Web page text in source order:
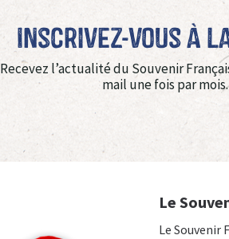
Inscrivez-vous à
Recevez l’actualité du Souvenir
mail une fois par mois.
Le
Le Souvenir